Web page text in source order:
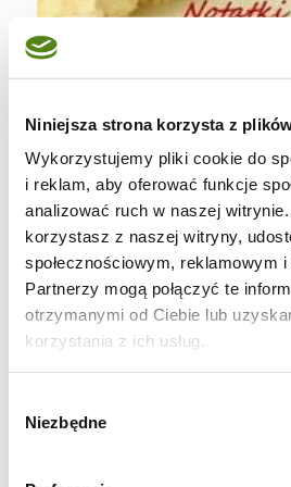
Niniejsza strona korzysta z
Wykorzystujemy pliki cookie do
i reklam, aby oferować funkcje
analizować ruch w naszej
korzystasz z naszej witryny,
społecznościowym, reklamowym
Partnerzy mogą połączyć te
otrzymanymi od Ciebie lub
korzystania z ich usług.
zgody
Niezbędne
Najlepsze są najprostsze
Biszkopt genueński według
Składniki:
4 jajka
125 g drobnego cukru
30 g roztopionego masła